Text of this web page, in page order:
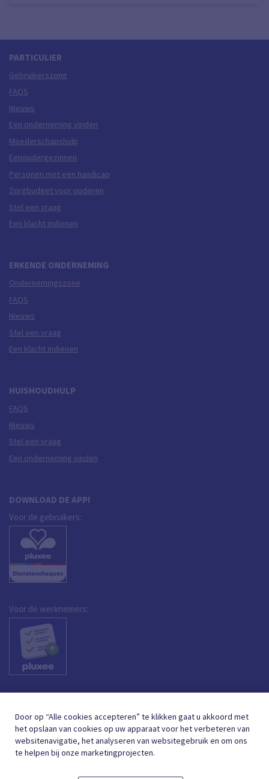
PARTICULIER
Gebruikerszone
FAQS
Nieuws
Een onderneming vinden
Moederschapshulp
Eenoudergezinnen
Personen met een handicap
Zorgbudget voor ouderen
Stel een vraag
Een klacht indienen
ERKENDE ONDERNEMING
Ondernemingszone
FAQS
Nieuws
Stel een vraag
Een klacht indienen
HUISHOUDHULP
FAQS
Nieuws
Stel een vraag
Een onderneming vinden
DOWNLOAD DE APP!
Voor de gebruikers:
Voor de werknemers:
Door op “Alle cookies accepteren” te klikken gaat u akkoord met
het opslaan van cookies op uw apparaat voor het verbeteren van
websitenavigatie, het analyseren van websitegebruik en om ons
te helpen bij onze marketingprojecten.